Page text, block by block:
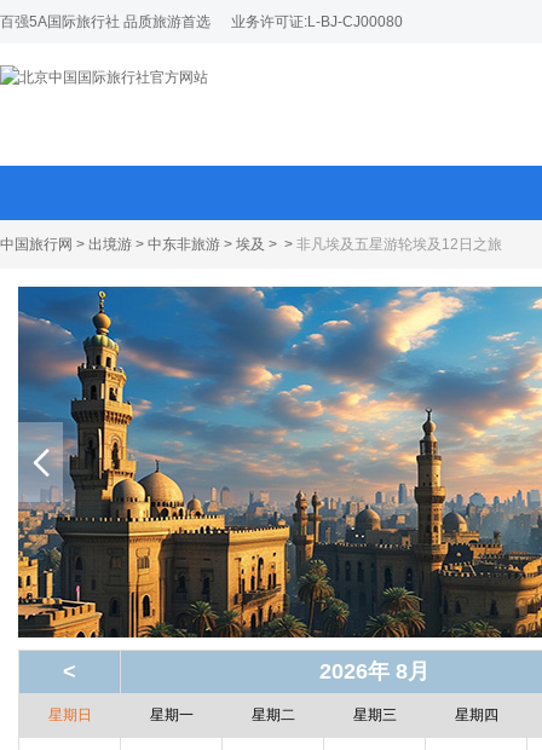
百强5A国际旅行社 品质旅游首选 业务许可证:L-BJ-CJ00080
中国旅行网 > 出境游 > 中东非旅游 > 埃及 > > 非凡埃及五星游轮埃及12日之旅
< 2026年 8月
星期日 星期一 星期二 星期三 星期四